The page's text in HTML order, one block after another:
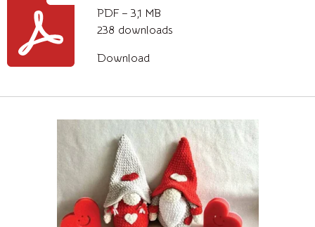
PDF – 3,1 MB
238 downloads
Download